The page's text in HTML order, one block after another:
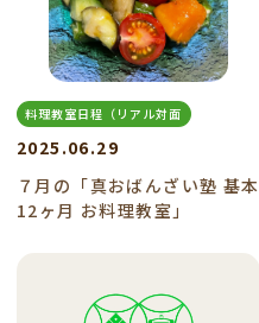
料理教室日程（リアル対面
2025.06.29
７月の「真おばんざい塾 基本
12ヶ月 お料理教室」